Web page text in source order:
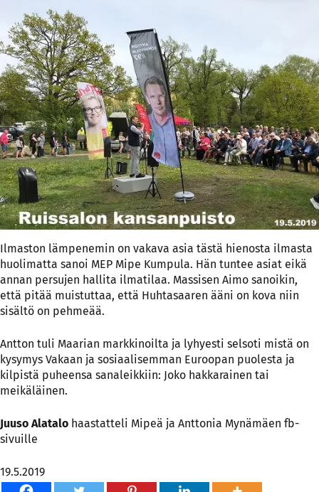
Ilmaston lämpenemin on vakava asia tästä hienosta ilmasta
huolimatta sanoi MEP Mipe Kumpula. Hän tuntee asiat eikä
annan persujen hallita ilmatilaa. Massisen Aimo sanoikin,
että pitää muistuttaa, että Huhtasaaren ääni on kova niin
sisältö on pehmeää.
Antton tuli Maarian markkinoilta ja lyhyesti selsoti mistä on
kysymys Vakaan ja sosiaalisemman Euroopan puolesta ja
kilpistä puheensa sanaleikkiin: Joko hakkarainen tai
meikäläinen.
Juuso Alatalo haastatteli Mipeä ja Anttonia Mynämäen fb-
sivuille
19.5.2019